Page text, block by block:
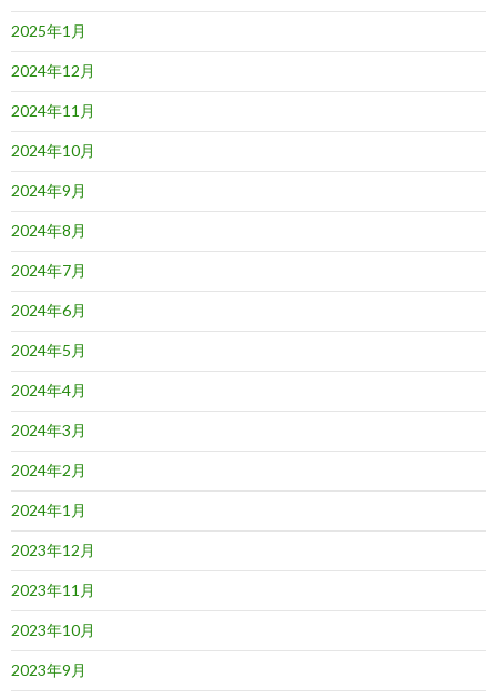
2025年1月
2024年12月
2024年11月
2024年10月
2024年9月
2024年8月
2024年7月
2024年6月
2024年5月
2024年4月
2024年3月
2024年2月
2024年1月
2023年12月
2023年11月
2023年10月
2023年9月